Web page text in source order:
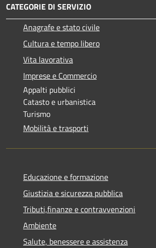
CATEGORIE DI SERVIZIO
Anagrafe e stato civile
Cultura e tempo libero
Vita lavorativa
Imprese e Commercio
Appalti pubblici
Catasto e urbanistica
Turismo
Mobilità e trasporti
Educazione e formazione
Giustizia e sicurezza pubblica
Tributi,finanze e contravvenzioni
Ambiente
Salute, benessere e assistenza